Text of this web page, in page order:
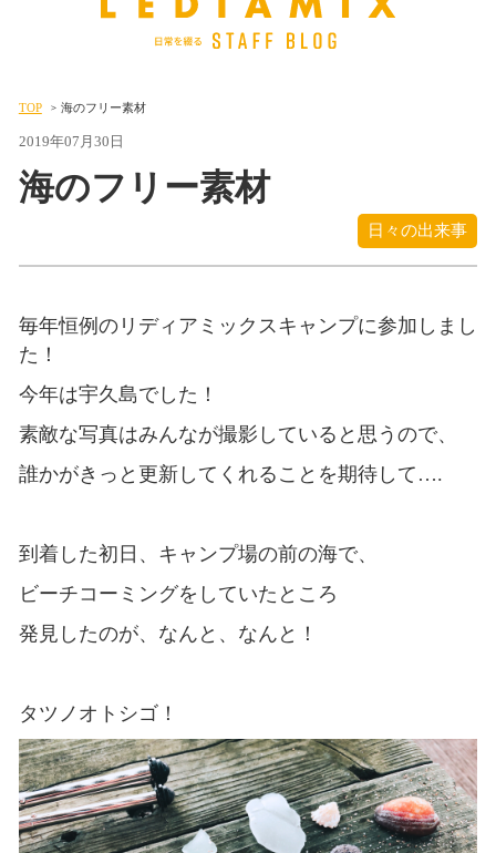
TOP 海のフリー素材
2019年07月30日
海のフリー素材
日々の出来事
毎年恒例のリディアミックスキャンプに参加しまし
た！
今年は宇久島でした！
素敵な写真はみんなが撮影していると思うので、
誰かがきっと更新してくれることを期待して….
到着した初日、キャンプ場の前の海で、
ビーチコーミングをしていたところ
発見したのが、なんと、なんと！
タツノオトシゴ！